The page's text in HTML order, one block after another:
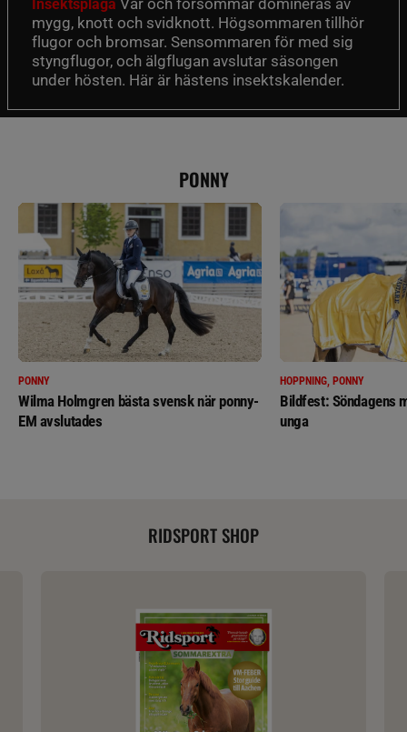
Insektsplåga Vår och försommar domineras av
mygg, knott och svidknott. Högsommaren tillhör
flugor och bromsar. Sensommaren för med sig
styngflugor, och älgflugan avslutar säsongen
under hösten. Här är hästens insektskalender.
PONNY
PONNY
Wilma Holmgren bästa svensk när ponny-
EM avslutades
HOPPNING, PONNY
Bildfest: Söndagens
unga
RIDSPORT SHOP